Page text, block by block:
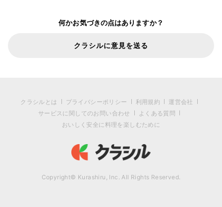
何かお気づきの点はありますか？
クラシルに意見を送る
クラシルとは プライバシーポリシー 利用規約
運営会社
サービスに関してのお問い合わせ
よくある質問
おいしく安全に料理を楽しむために
Copyright© Kurashiru, Inc. All Rights Reserved.